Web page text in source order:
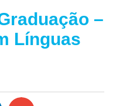
–
Línguas